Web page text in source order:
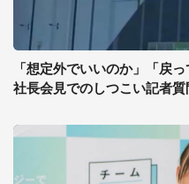
「想定外でいいのか」「戻
社長会見でのしつこい記者